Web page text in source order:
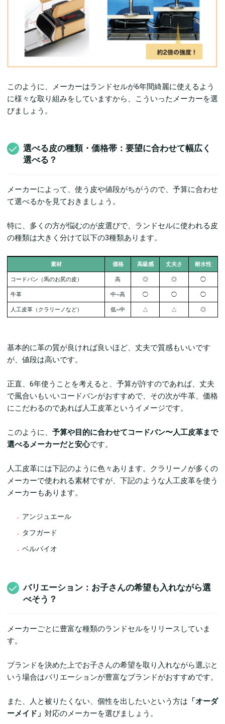
このように、メーカーはランドセルが6年間綺麗に使えるよう
に様々な取り組みをしていますから、こういったメーカーを選
びましょう。
選べる皮の種類・価格帯：要望に合わせて幅広く
選べる？
メーカーによって、使う皮や値段がちがうので、予算に合わせ
て選べるかを見ておきましょう。
特に、多くの方が悩むのが皮選びで、ランドセルに使われる皮
の種類は大きく分けて以下の3種類あります。
素材 価格 高級感 丈夫さ 耐水性
コードバン（馬のお尻の皮） 高 ◎ ◎ ◯
牛革 中~高 ◯ ◯ ◯
人工皮革（ クラリーノなど） 低~中 △ △ ◎
基本的に革の質が良ければ良いほど、丈夫で質感もいいです
が、値段は高いです。
正直、6年使うことを考えると、予算が許すのであれば、丈夫
で風合いもいいコードバンがおすすめで、その次が牛革、価格
にこだわるのであれば人工皮革というイメージです。
このように、 予算や目的に合わせてコードバン〜人工皮革まで
選べるメーカーだと安心です。
人工皮革には下記のように色々あります。クラリーノが多くの
メーカーで使われる素材ですが、下記のような人工皮革を使う
メーカーもあります。
アンジュエール
タフガード
ベルバイオ
バリエーション：お子さんの希望も入れながら選
べそう？
メーカーごとに豊富な種類のランドセルをリリースしていま
す。
ブランドを決めた上でお子さんの希望を取り入れながら選ぶと
いう場合はバリエーションが豊富なブランドがおすすめです。
また、人と被りたくない、個性を出したいという方は 「オーダ
ーメイド」 対応のメーカーを選びましょう。